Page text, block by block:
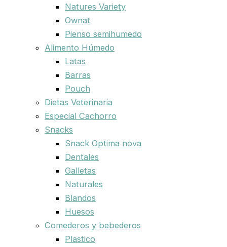
Natures Variety
Ownat
Pienso semihumedo
Alimento Húmedo
Latas
Barras
Pouch
Dietas Veterinaria
Especial Cachorro
Snacks
Snack Optima nova
Dentales
Galletas
Naturales
Blandos
Huesos
Comederos y bebederos
Plastico